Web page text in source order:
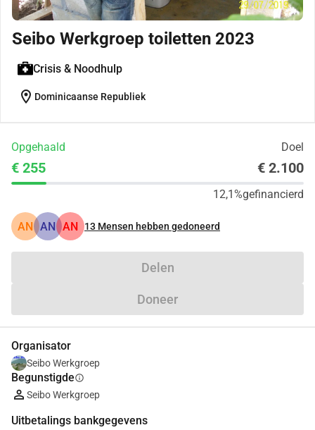
Seibo Werkgroep toiletten 2023
Crisis & Noodhulp
location_on Dominicaanse Republiek
Opgehaald Doel
€ 255 € 2.100
12,1%gefinancierd
AN AN AN 13 Mensen hebben gedoneerd
Delen
Doneer
Organisator
Seibo Werkgroep
Begunstigdeinfo
Seibo Werkgroep
Uitbetalings bankgegevens